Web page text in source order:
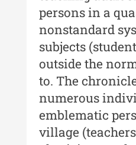
Anuarul
Moldovei - XX /
Indexul Complet
Buletinul
Tehnicii ”Ștefan
Buletinul
persons in a
nonstandard
subjects
outside the
to. The
numerous
emblematic
village